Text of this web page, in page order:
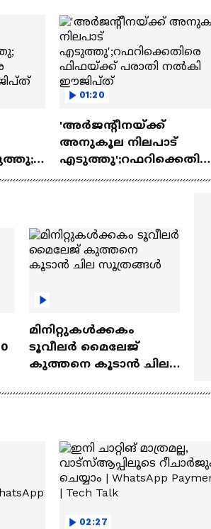
01:20
'അർജന്റീനയ്ക്ക്
അനുകൂല നിലപാട്
ഫിഫയ്ക്ക് പരാതി
മിനിറ്റുകൾക്കകം
ടൂവീലർ മൈലേജ്
കുത്തനെ കൂടാൻ ചില
02:27